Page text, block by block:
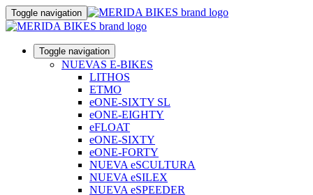
Toggle navigation
Toggle navigation
NUEVAS E-BIKES
LITHOS
ETMO
eONE-SIXTY SL
eONE-EIGHTY
eFLOAT
eONE-SIXTY
eONE-FORTY
NUEVA eSCULTURA
NUEVA eSILEX
NUEVA eSPEEDER